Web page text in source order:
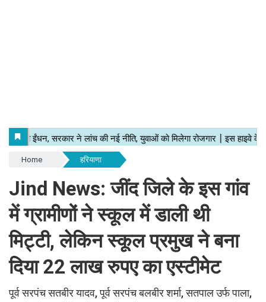
Home हरियाणा
Jind News: जींद जिले के इस गांव
में ग्रामीणों ने स्कूल में डाली थी
मिट्टी, लेकिन स्कूल प्रमुख ने बना
दिया 22 लाख रुपए का एस्टीमेट
पूर्व सरपंच सतबीर यादव, पूर्व सरपंच बलबीर शर्मा, सतपाल उर्फ पाला,